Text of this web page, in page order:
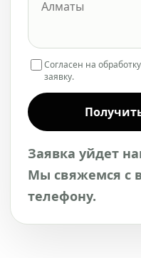
Согласен на
заявку.
Заявка уйдет
Мы свяжемся с
телефону.